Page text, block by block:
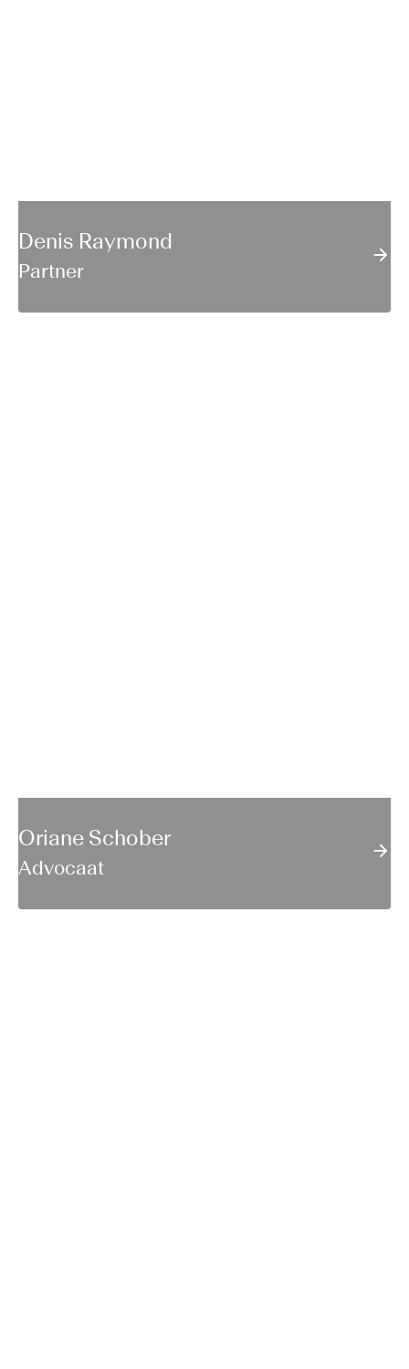
Denis Raymond
Partner
Oriane Schober
Advocaat